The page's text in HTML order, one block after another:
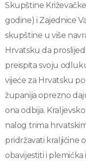
Skupštine
godine) i Zajednice
skupštine u više
Hrvatsku da
preispita svoju
vijeće za Hrvatsku
županija oprezno
ona odbija.
nalog trima
pridržavati kraljičine
obavijestiti i